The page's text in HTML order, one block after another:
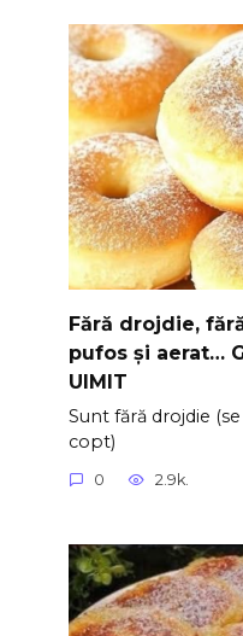
Fără drojdie,
pufos și aerat…
UIMIT
Sunt fără drojdie
copt)
0 2.9k.